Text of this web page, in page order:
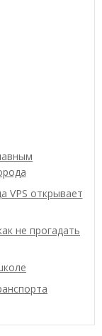
VPS открывает
не прогадать